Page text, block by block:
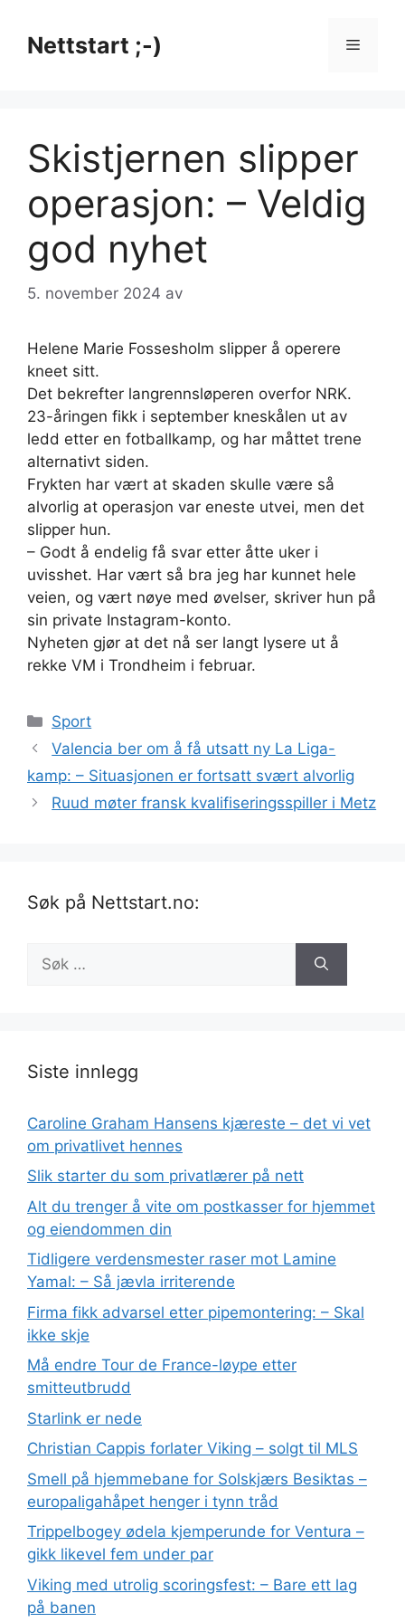
innholdNettstart ;-) Meny
Skistjernen slipper
operasjon: – Veldig
god nyhet
5. november 2024 av
Helene Marie Fossesholm slipper å operere
kneet sitt.
Det bekrefter langrennsløperen overfor NRK.
23-åringen fikk i september kneskålen ut av
ledd etter en fotballkamp, og har måttet trene
alternativt siden.
Frykten har vært at skaden skulle være så
alvorlig at operasjon var eneste utvei, men det
slipper hun.
– Godt å endelig få svar etter åtte uker i
uvisshet. Har vært så bra jeg har kunnet hele
veien, og vært nøye med øvelser, skriver hun på
sin private Instagram-konto.
Nyheten gjør at det nå ser langt lysere ut å
rekke VM i Trondheim i februar.
Kategorier
Sport
Valencia ber om å få utsatt ny La Liga-
kamp: – Situasjonen er fortsatt svært alvorlig
Ruud møter fransk kvalifiseringsspiller i Metz
Søk på Nettstart.no:
etter:
Siste innlegg
Caroline Graham Hansens kjæreste – det vi vet
om privatlivet hennes
Slik starter du som privatlærer på nett
Alt du trenger å vite om postkasser for hjemmet
og eiendommen din
Tidligere verdensmester raser mot Lamine
Yamal: – Så jævla irriterende
Firma fikk advarsel etter pipemontering: – Skal
ikke skje
Må endre Tour de France-løype etter
smitteutbrudd
Starlink er nede
Christian Cappis forlater Viking – solgt til MLS
Smell på hjemmebane for Solskjærs Besiktas –
europaligahåpet henger i tynn tråd
Trippelbogey ødela kjemperunde for Ventura –
gikk likevel fem under par
Viking med utrolig scoringsfest: – Bare ett lag
på banen